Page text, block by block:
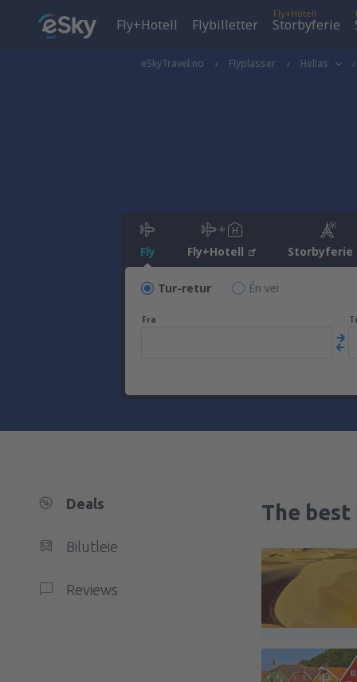
Fly+Hotell Flybilletter
Fly+Hotell
Storbyferie
eSkyTravel.no Flyplasser Hellas
Fly Fly+Hotell Storbyferie
Tur-retur Én vei
Fra
Deals
Bilutleie
Reviews
The